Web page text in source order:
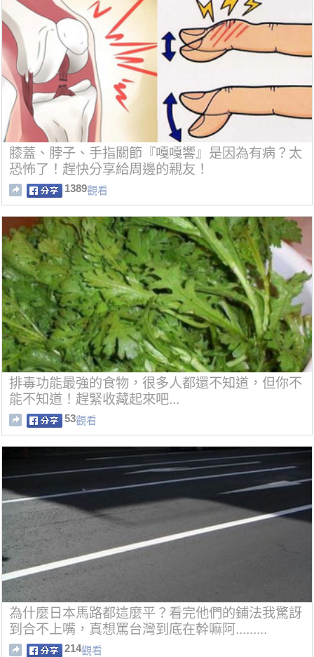
膝蓋、脖子、手指關節『嘎嘎響』是因為有病？太
恐怖了！趕快分享給周邊的親友！
1389觀看
排毒功能最強的食物，很多人都還不知道，但你不
能不知道！趕緊收藏起來吧...
53觀看
為什麼日本馬路都這麼平？看完他們的鋪法我驚訝
到合不上嘴，真想罵台灣到底在幹嘛阿.........
214觀看